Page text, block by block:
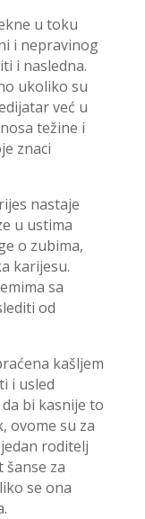
u toku
i nepravinog
i nasledna.
ukoliko su
već u
težine i
znaci
nastaje
u ustima
o zubima,
karijesu.
sa
od
kašljem
i usled
bi kasnije to
ovome su za
roditelj
šanse za
se ona